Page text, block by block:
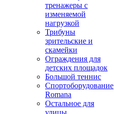
тренажеры с
изменяемой
нагрузкой
Трибуны
зрительские и
скамейки
Ограждения для
детских площадок
Большой теннис
Спортоборудование
Romana
Остальное для
улицы